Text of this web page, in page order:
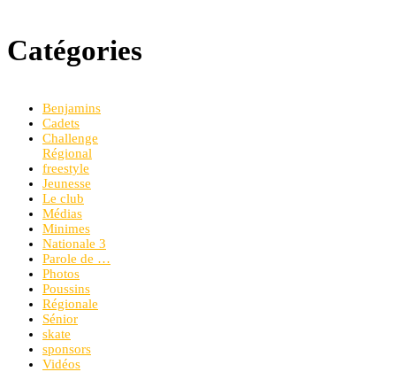
Catégories
Benjamins
Cadets
Challenge
Régional
freestyle
Jeunesse
Le club
Médias
Minimes
Nationale 3
Parole de …
Photos
Poussins
Régionale
Sénior
skate
sponsors
Vidéos